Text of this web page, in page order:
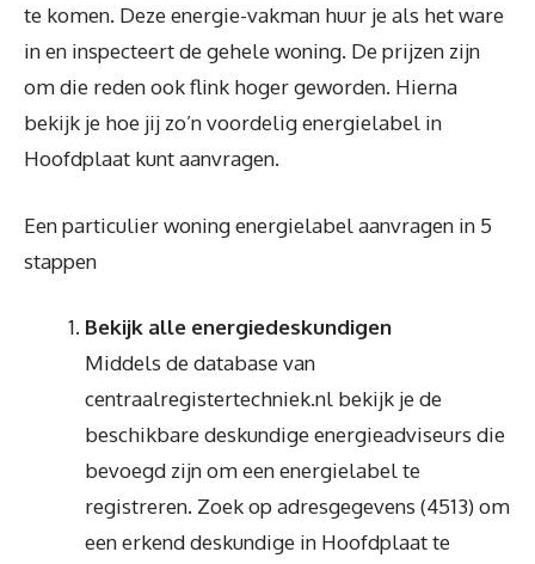
te komen. Deze energie-vakman huur je als het ware
in en inspecteert de gehele woning. De prijzen zijn
om die reden ook flink hoger geworden. Hierna
bekijk je hoe jij zo’n voordelig energielabel in
Hoofdplaat kunt aanvragen.
Een particulier woning energielabel aanvragen in 5
stappen
Bekijk alle energiedeskundigen
Middels de database van
centraalregistertechniek.nl bekijk je de
beschikbare deskundige energieadviseurs die
bevoegd zijn om een energielabel te
registreren. Zoek op adresgegevens (4513) om
een erkend deskundige in Hoofdplaat te